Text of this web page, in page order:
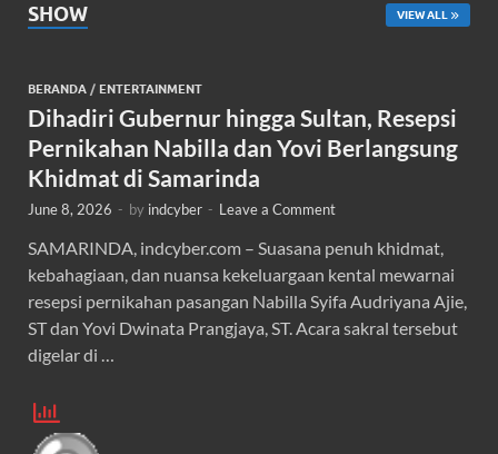
SHOW VIEW ALL
BERANDA / ENTERTAINMENT
Dihadiri Gubernur hingga Sultan, Resepsi
Pernikahan Nabilla dan Yovi Berlangsung
Khidmat di Samarinda
June 8, 2026 - by indcyber - Leave a Comment
SAMARINDA, indcyber.com – Suasana penuh khidmat,
kebahagiaan, dan nuansa kekeluargaan kental mewarnai
resepsi pernikahan pasangan Nabilla Syifa Audriyana Ajie,
ST dan Yovi Dwinata Prangjaya, ST. Acara sakral tersebut
digelar di …